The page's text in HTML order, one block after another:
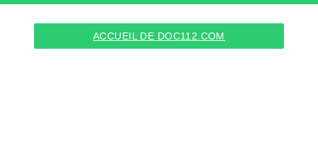
ACCUEIL DE DOC112.COM